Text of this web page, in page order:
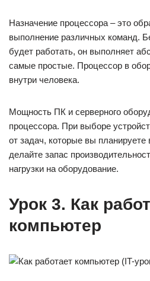
Назначение процессора – это
выполнение различных команд.
будет работать, он выполняет
самые простые. Процессор в
внутри человека.
Мощность ПК и серверного
процессора. При выборе
от задач, которые вы планируете
делайте запас
нагрузки на оборудование.
Урок 3. Как
компьютер